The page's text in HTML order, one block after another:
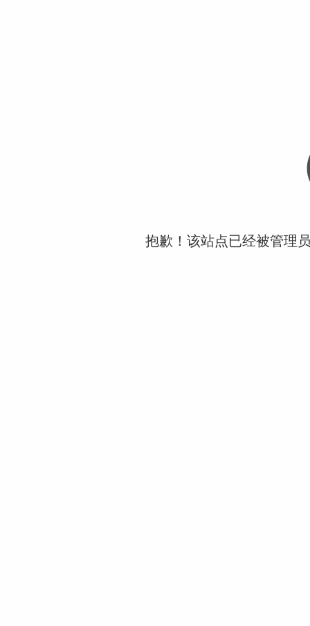
抱歉！该站点已经被管理